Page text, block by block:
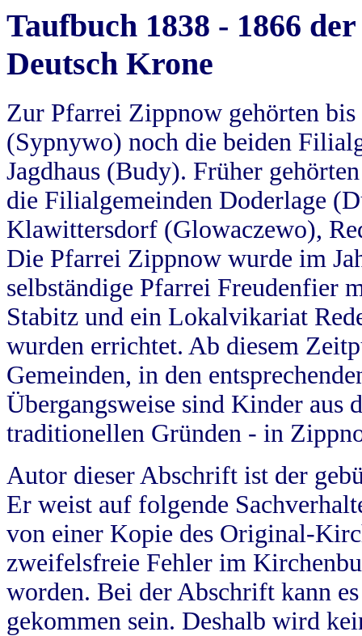
Taufbuch 1838 - 1866
Deutsch Krone
Zur Pfarrei Zippnow gehörten
(Sypnywo) noch die beiden
Jagdhaus (Budy). Früher
die Filialgemeinden Doderlage
Klawittersdorf (Glowaczewo),
Die Pfarrei Zippnow wurde im
selbständige Pfarrei Freudenfier
Stabitz und ein Lokalvikariat
wurden errichtet. Ab diesem
Gemeinden, in den
Übergangsweise sind Kinder aus
traditionellen Gründen - in
Autor dieser Abschrift ist der
Er weist auf folgende
von einer Kopie des Original-
zweifelsfreie Fehler im
worden. Bei der Abschrift kann
gekommen sein. Deshalb wird